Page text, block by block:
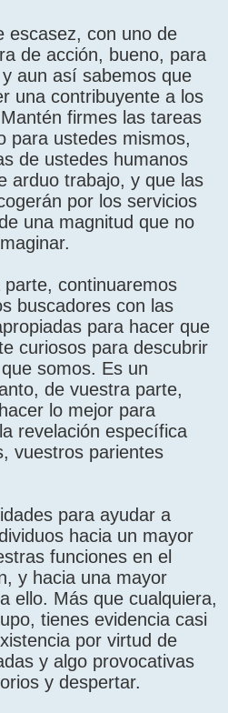
escasez, con uno de
de acción, bueno, para
aun así sabemos que
una contribuyente a los
firmes las tareas
para ustedes mismos,
de ustedes humanos
arduo trabajo, y que las
por los servicios
una magnitud que no
continuaremos
buscadores con las
para hacer que
curiosos para descubrir
somos. Es un
de vuestra parte,
lo mejor para
revelación específica
vuestros parientes
para ayudar a
hacia un mayor
funciones en el
y hacia una mayor
ello. Más que cualquiera,
tienes evidencia casi
por virtud de
y algo provocativas
y despertar.